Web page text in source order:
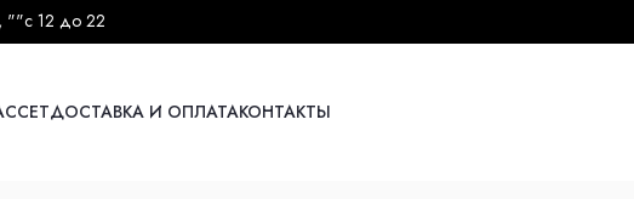
, ""с 12 до 22
ДОСТАВКА И ОПЛАТАКОНТАКТЫ